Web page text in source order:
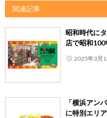
関連記事
昭和時代に
店で昭和
2025年3月
「横浜アン
に特別エリ